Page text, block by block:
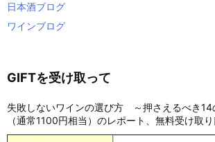
日本酒ブログ
ワインブログ
GIFTを受け取って
失敗しないワインの選び方 ～押さえるべき14
（通常1100円相当）のレポート、無料受け取